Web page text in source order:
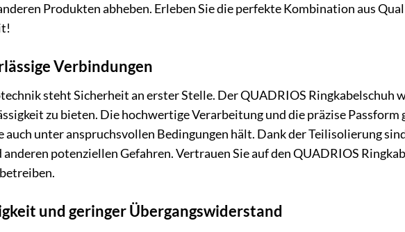
Produkten abheben. Erleben Sie die perfekte Kombination aus
Verbindungen
steht Sicherheit an erster Stelle. Der QUADRIOS Ringkabelschuh
zu bieten. Die hochwertige Verarbeitung und die präzise
auch unter anspruchsvollen Bedingungen hält. Dank der Teilisolierung
potenziellen Gefahren. Vertrauen Sie auf den QUADRIOS
und geringer Übergangswiderstand